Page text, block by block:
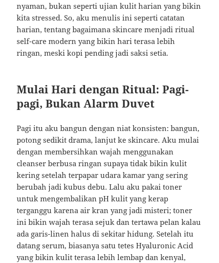
nyaman, bukan seperti ujian kulit harian yang bikin
kita stressed. So, aku menulis ini seperti catatan
harian, tentang bagaimana skincare menjadi ritual
self-care modern yang bikin hari terasa lebih
ringan, meski kopi pending jadi saksi setia.
Mulai Hari dengan Ritual: Pagi-
pagi, Bukan Alarm Duvet
Pagi itu aku bangun dengan niat konsisten: bangun,
potong sedikit drama, lanjut ke skincare. Aku mulai
dengan membersihkan wajah menggunakan
cleanser berbusa ringan supaya tidak bikin kulit
kering setelah terpapar udara kamar yang sering
berubah jadi kubus debu. Lalu aku pakai toner
untuk mengembalikan pH kulit yang kerap
terganggu karena air kran yang jadi misteri; toner
ini bikin wajah terasa sejuk dan tertawa pelan kalau
ada garis-linen halus di sekitar hidung. Setelah itu
datang serum, biasanya satu tetes Hyaluronic Acid
yang bikin kulit terasa lebih lembap dan kenyal,